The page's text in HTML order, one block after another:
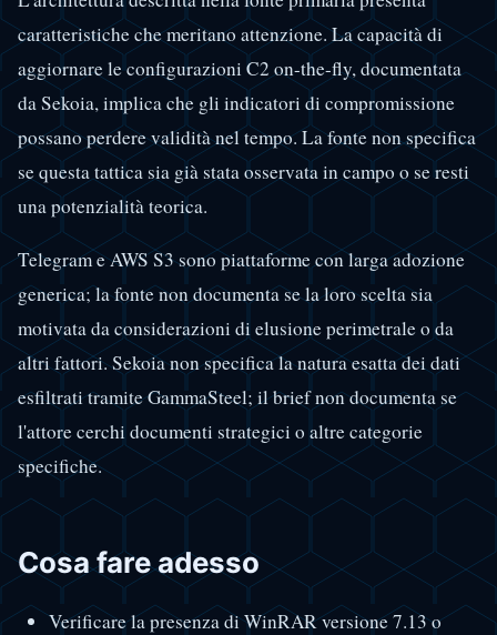
caratteristiche che meritano attenzione. La capacità di
aggiornare le configurazioni C2 on-the-fly, documentata
da Sekoia, implica che gli indicatori di compromissione
possano perdere validità nel tempo. La fonte non specifica
se questa tattica sia già stata osservata in campo o se resti
una potenzialità teorica.
Telegram e AWS S3 sono piattaforme con larga adozione
generica; la fonte non documenta se la loro scelta sia
motivata da considerazioni di elusione perimetrale o da
altri fattori. Sekoia non specifica la natura esatta dei dati
esfiltrati tramite GammaSteel; il brief non documenta se
l'attore cerchi documenti strategici o altre categorie
specifiche.
Cosa fare adesso
Verificare la presenza di WinRAR versione 7.13 o